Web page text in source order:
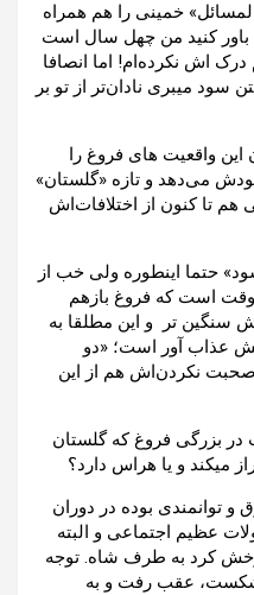
خمینی را هم همراه
باور کنید من چهل سال است
اش نکرده‌ام! اما انصافا
سود میبری نادان‌تر از تو بر
این واقعیت های فروغ را
می‌دهد و تازه «گلستان»
تا کنون از اختلافات‌اش
حتما اینطوره ولی خب از
است که فروغ بازهم
سنگین تر و این مطلقا به
عذاب آور است؛ «دو
صحبت نکردن‌اش هم از این
بزرگی فروغ که گلستان
میکند و یا هراس دارد؟
توانمندی بوده در دوران
عظیم اجتماعی و البته
کرد به طرف شاه. توجه
شکست، عقب رفت و به